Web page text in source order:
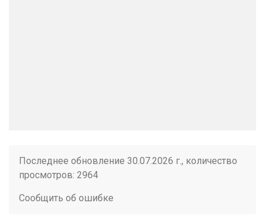
Последнее обновление 30.07.2026 г., количество
просмотров: 2964
Сообщить об ошибке